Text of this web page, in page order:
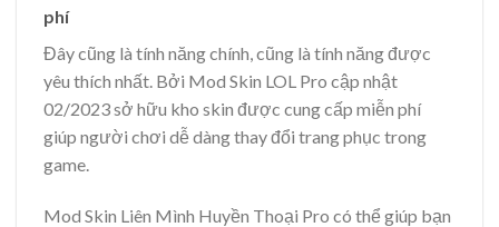
phí
Đây cũng là tính năng chính, cũng là tính năng được
yêu thích nhất. Bởi Mod Skin LOL Pro cập nhật
02/2023 sở hữu kho skin được cung cấp miễn phí
giúp người chơi dễ dàng thay đổi trang phục trong
game.
Mod Skin Liên Mình Huyền Thoại Pro có thể giúp bạn